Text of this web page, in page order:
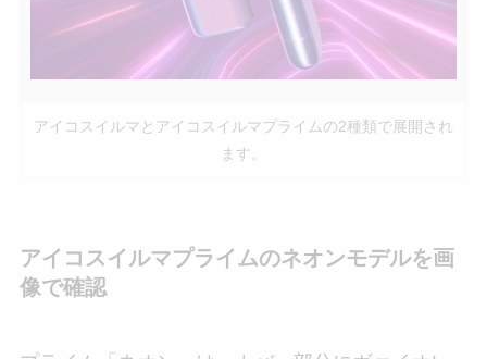
アイコスイルマとアイコスイルマプライムの2種類で展開され
ます。
アイコスイルマプライムのネオンモデルを画
像で確認